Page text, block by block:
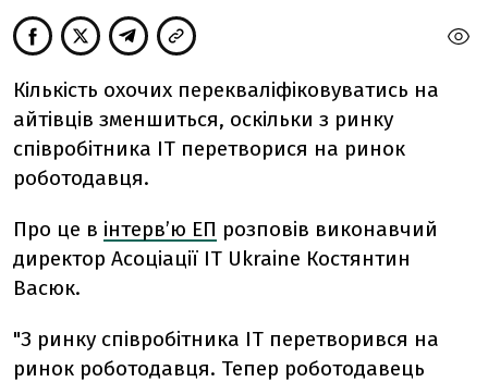
Кількість охочих перекваліфіковуватись на
айтівців зменшиться, оскільки з ринку
співробітника ІТ перетворися на ринок
роботодавця.
Про це в інтерв’ю ЕП розповів виконавчий
директор Асоціації IT Ukraine Костянтин
Васюк.
"З ринку співробітника ІТ перетворився на
ринок роботодавця. Тепер роботодавець